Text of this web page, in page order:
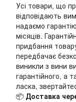
Усі товари, що
відповідають
надаємо
місяців.
придбання
передбачає
виникли з вини
гарантійного, а
ласка,
📦 Доставка